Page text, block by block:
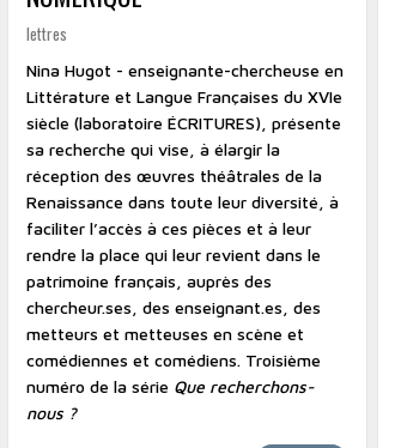
lettres
Nina Hugot - enseignante-chercheuse en
Littérature et Langue Françaises du XVIe
siècle (laboratoire ÉCRITURES), présente
sa recherche qui vise, à élargir la
réception des œuvres théâtrales de la
Renaissance dans toute leur diversité, à
faciliter l’accès à ces pièces et à leur
rendre la place qui leur revient dans le
patrimoine français, auprès des
chercheur.ses, des enseignant.es, des
metteurs et metteuses en scène et
comédiennes et comédiens. Troisième
numéro de la série Que recherchons-
nous ?